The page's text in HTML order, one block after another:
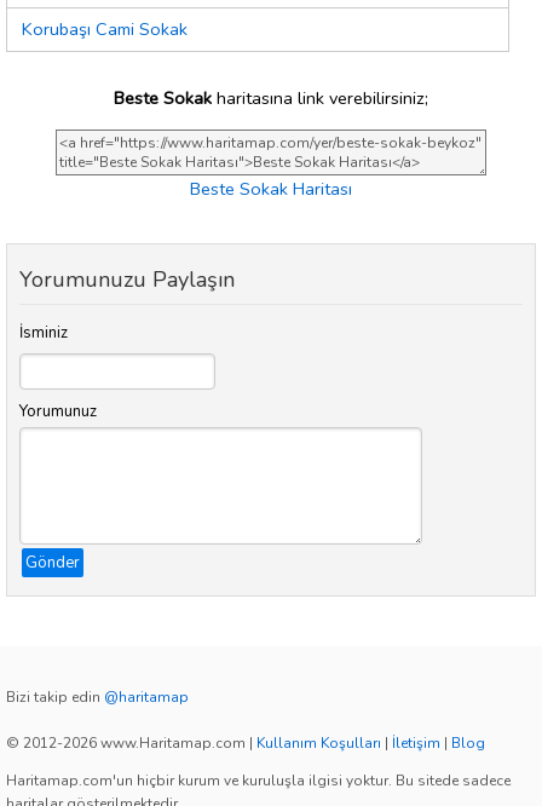
Korubaşı Cami Sokak
Beste Sokak haritasına link verebilirsiniz;
Beste Sokak Haritası
Yorumunuzu Paylaşın
İsminiz
Yorumunuz
Gönder
Bizi takip edin @haritamap
© 2012-2026 www.Haritamap.com | Kullanım Koşulları | İletişim | Blog
Haritamap.com'un hiçbir kurum ve kuruluşla ilgisi yoktur. Bu sitede sadece